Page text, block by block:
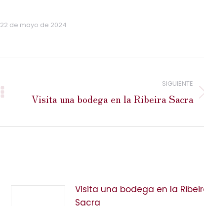
22 de mayo de 2024
SIGUIENTE
Publicación
Visita una bodega en la Ribeira Sacra
Visita una bodega en la
Sacra